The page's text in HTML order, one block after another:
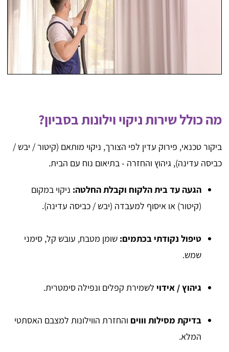
מה כולל שירות ניקוי וילונות בסביון?
ביקור טכנאי, פירוק עדין לפי הצורך, ניקוי מותאם (קיטור / יבש /
כביסה עדינה), גיהוץ והחזרה - בתיאום נוח עם הבית.
הגעה עד בית הלקוח וקבלת החלטה: ניקוי במקום
(קיטור) או איסוף למעבדה (יבש / כביסה עדינה).
טיפול נקודתי בכתמים: שומן מטבח, עובש קל, סימני
שמש.
גיהוץ / אידוי לשמירת קפלים ונפילה סימטרית.
בדיקת מסילות וווים והחזרת הווילונות למצבם האסתטי
המלא.